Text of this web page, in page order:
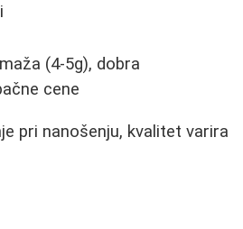
(4-5g), dobra
cene
pri nanošenju, kvalitet varira